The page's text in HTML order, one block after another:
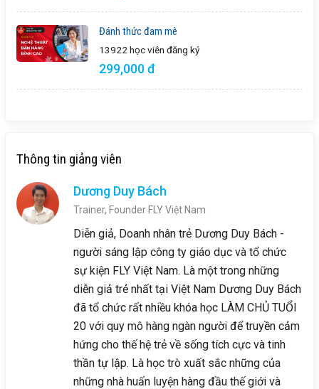
Đánh thức đam mê
13922 học viên đăng ký
299,000 đ
Thông tin giảng viên
Dương Duy Bách
Trainer, Founder FLY Việt Nam
Diễn giả, Doanh nhân trẻ Dương Duy Bách -
người sáng lập công ty giáo dục và tổ chức
sự kiện FLY Việt Nam. Là một trong những
diễn giả trẻ nhất tại Việt Nam Dương Duy Bách
đã tổ chức rất nhiều khóa học LÀM CHỦ TUỔI
20 với quy mô hàng ngàn người để truyền cảm
hứng cho thế hệ trẻ về sống tích cực và tinh
thần tự lập. Là học trò xuất sắc những của
những nhà huấn luyện hàng đầu thế giới và